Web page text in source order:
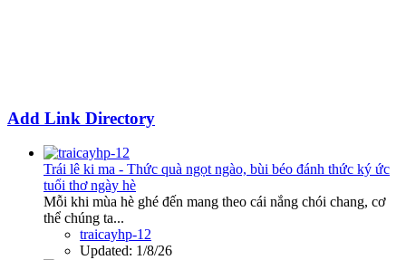
Add Link Directory
Trái lê ki ma - Thức quà ngọt ngào, bùi béo đánh thức ký ức
tuổi thơ ngày hè
Mỗi khi mùa hè ghé đến mang theo cái nắng chói chang, cơ
thể chúng ta...
traicayhp-12
Updated: 1/8/26